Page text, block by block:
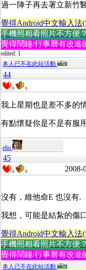
過一陣子再去署立新竹
覺得Android中文輸入
手機照相看照片不方便
覺得鬧鐘/行事曆有改
edited: 1
本人已不在此站活動
44
0 0
我上星期也是差不多的
有點懷疑你是不是有服
eliu
45
0 0 2008-
沒有，維他命E 也沒有.
我想，可能是結紮的傷
覺得Android中文輸入
手機照相看照片不方便
覺得鬧鐘/行事曆有改
本人已不在此站活動